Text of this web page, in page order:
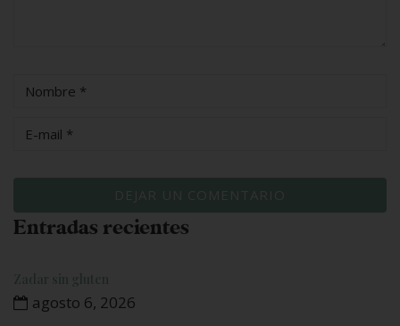
Entradas recientes
Zadar sin gluten
agosto 6, 2026